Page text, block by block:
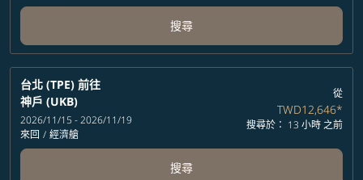
搜尋
台北 (TPE) 前往
神戶 (UKB)
2026/11/15 - 2026/11/19
來回 / 經濟艙
從
TWD12,646*
搜尋於： 13 小時 之前
搜尋